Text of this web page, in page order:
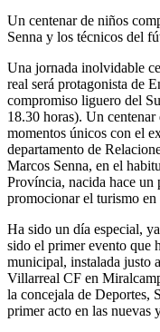
Un centenar de niños
Senna y los técnicos del
Una jornada inolvidable
real será protagonista de
compromiso liguero del
18.30 horas). Un
momentos únicos con el
departamento de
Marcos Senna, en el
Província, nacida hace un
promocionar el turismo
Ha sido un día especial,
sido el primer evento que
municipal, instalada justo
Villarreal CF en
la concejala de Deportes,
primer acto en las nuevas